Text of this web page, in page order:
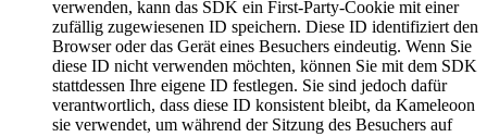
verwenden, kann das SDK ein First-Party-Cookie mit einer
zufällig zugewiesenen ID speichern. Diese ID identifiziert den
Browser oder das Gerät eines Besuchers eindeutig. Wenn Sie
diese ID nicht verwenden möchten, können Sie mit dem SDK
stattdessen Ihre eigene ID festlegen. Sie sind jedoch dafür
verantwortlich, dass diese ID konsistent bleibt, da Kameleoon
sie verwendet, um während der Sitzung des Besuchers auf